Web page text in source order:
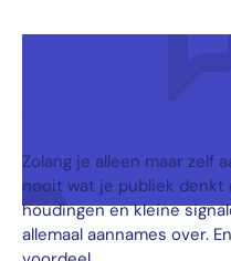
Zolang je alleen maar zelf
nooit wat je publiek denkt
houdingen en kleine
allemaal aannames over.